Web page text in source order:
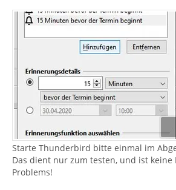
Starte Thunderbird bitte einmal im
Das dient nur zum testen, und ist keine
Problems!